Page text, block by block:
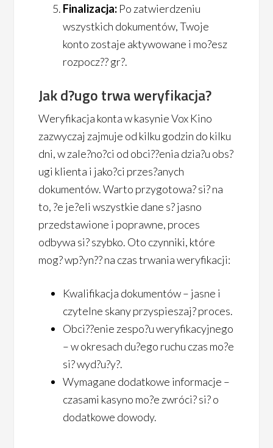
Finalizacja: Po zatwierdzeniu
wszystkich dokumentów, Twoje
konto zostaje aktywowane i mo?esz
rozpocz?? gr?.
Jak d?ugo trwa weryfikacja?
Weryfikacja konta w kasynie Vox Kino
zazwyczaj zajmuje od kilku godzin do kilku
dni, w zale?no?ci od obci??enia dzia?u obs?
ugi klienta i jako?ci przes?anych
dokumentów. Warto przygotowa? si? na
to, ?e je?eli wszystkie dane s? jasno
przedstawione i poprawne, proces
odbywa si? szybko. Oto czynniki, które
mog? wp?yn?? na czas trwania weryfikacji:
Kwalifikacja dokumentów – jasne i
czytelne skany przyspieszaj? proces.
Obci??enie zespo?u weryfikacyjnego
– w okresach du?ego ruchu czas mo?e
si? wyd?u?y?.
Wymagane dodatkowe informacje –
czasami kasyno mo?e zwróci? si? o
dodatkowe dowody.